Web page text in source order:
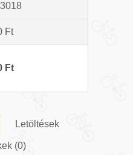
Ft
Ft
Letöltések
(0)